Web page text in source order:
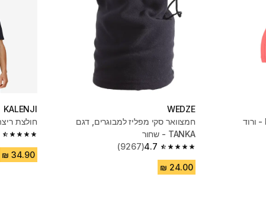
WEDZE
חמצוואר סקי מפליז למבוגרים, דגם
TANKA - שחור
4.7
4.7 out of 5 stars from 9267 reviews
(9267)
KALENJI
חולצת
4.7 out of 5 stars from 25799 reviews